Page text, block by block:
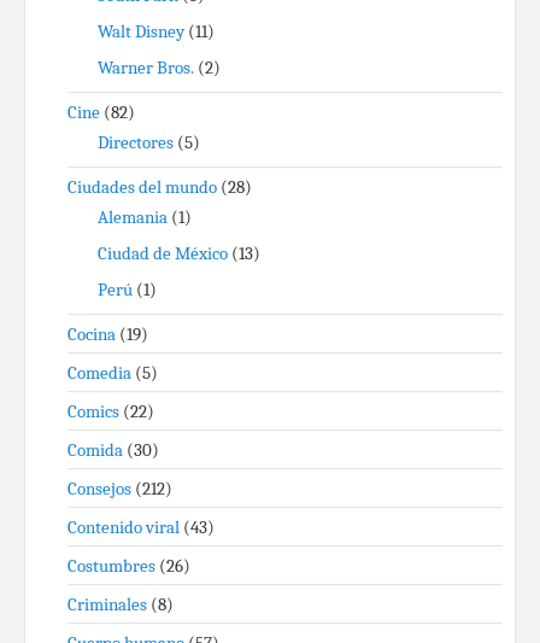
Walt Disney(11)
Warner Bros. (2)
Cine (82)
Directores (5)
Ciudades del mundo (28)
Alemania (1)
Ciudad de México (13)
Perú (1)
Cocina (19)
Comedia (5)
Comics (22)
Comida (30)
Consejos (212)
Contenido viral (43)
Costumbres (26)
Criminales (8)